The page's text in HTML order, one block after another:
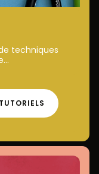
techniques